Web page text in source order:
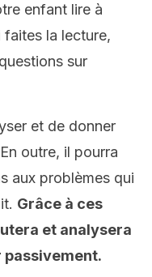
enfant lire à
la lecture,
sur
et de donner
outre, il pourra
aux problèmes qui
Grâce à ces
et analysera
passivement.